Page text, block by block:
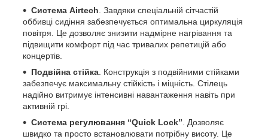
Система Airtech . Завдяки спеціальній сітчастій
оббивці сидіння забезпечується оптимальна циркуляція
повітря. Це дозволяє знизити надмірне нагрівання та
підвищити комфорт під час тривалих репетицій або
концертів.
Подвійна стійка . Конструкція з подвійними стійками
забезпечує максимальну стійкість і міцність. Стілець
надійно витримує інтенсивні навантаження навіть при
активній грі.
Система регулювання “Quick Lock” . Дозволяє
швидко та просто встановлювати потрібну висоту. Це